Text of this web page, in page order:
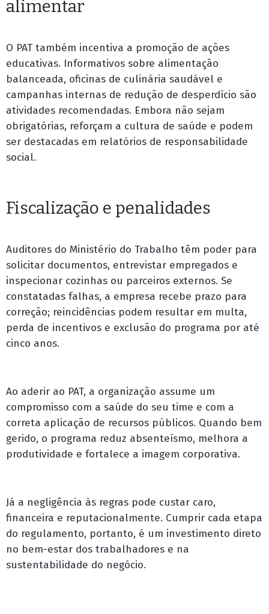
alimentar
O PAT também incentiva a promoção de ações
educativas. Informativos sobre alimentação
balanceada, oficinas de culinária saudável e
campanhas internas de redução de desperdício são
atividades recomendadas. Embora não sejam
obrigatórias, reforçam a cultura de saúde e podem
ser destacadas em relatórios de responsabilidade
social.
Fiscalização e penalidades
Auditores do Ministério do Trabalho têm poder para
solicitar documentos, entrevistar empregados e
inspecionar cozinhas ou parceiros externos. Se
constatadas falhas, a empresa recebe prazo para
correção; reincidências podem resultar em multa,
perda de incentivos e exclusão do programa por até
cinco anos.
Ao aderir ao PAT, a organização assume um
compromisso com a saúde do seu time e com a
correta aplicação de recursos públicos. Quando bem
gerido, o programa reduz absenteísmo, melhora a
produtividade e fortalece a imagem corporativa.
Já a negligência às regras pode custar caro,
financeira e reputacionalmente. Cumprir cada etapa
do regulamento, portanto, é um investimento direto
no bem-estar dos trabalhadores e na
sustentabilidade do negócio.